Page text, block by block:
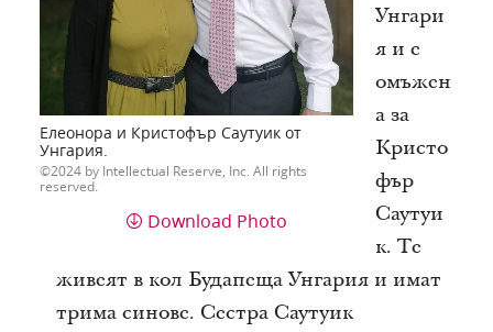
Елеонора и Кристофър Саутуик от
Унгария.
2024 by Intellectual Reserve, Inc. All rights
reserved.
Download Photo
Унгари
я и е
омъжен
а за
Кристо
фър
Саутуи
к. Те
живеят в кол Будапеща Унгария и имат
трима синове. Сестра Саутуик